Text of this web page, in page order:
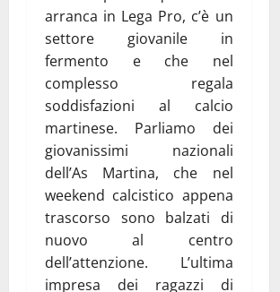
arranca in Lega Pro, c’è un
settore giovanile in
fermento e che nel
complesso regala
soddisfazioni al calcio
martinese. Parliamo dei
giovanissimi nazionali
dell’As Martina, che nel
weekend calcistico appena
trascorso sono balzati di
nuovo al centro
dell’attenzione. L’ultima
impresa dei ragazzi di